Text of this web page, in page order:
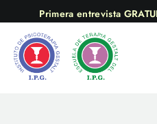
contenido
Primera entrevista